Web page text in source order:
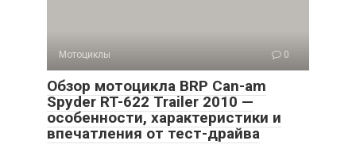
Мотоциклы 0
Обзор мотоцикла BRP Can-am
Spyder RT-622 Trailer 2010 —
особенности, характеристики и
впечатления от тест-драйва